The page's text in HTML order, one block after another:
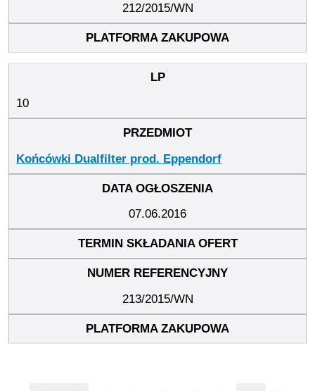
212/2015/WN
10
Końcówki Dualfilter prod. Eppendorf
07.06.2016
213/2015/WN